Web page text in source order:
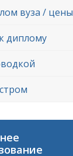
вуза / цены
диплому